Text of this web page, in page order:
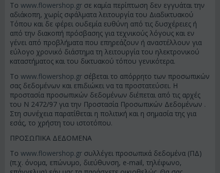
To www.flowershop.gr σε καμία περίπτωση δεν εγγυάται την
αδιάκοπη, χωρίς σφάλματα λειτουργία του Διαδικτυακού
Τόπου και δε φέρει ουδεμία ευθύνη από τις δυσχέρειες ή
από την διακοπή πρόσβασης για τεχνικούς λόγους και εν
γένει από προβλήματα που επηρεάζουν ή αναστέλλουν για
εύλογο χρονικό διάστημα τη λειτουργία του ηλεκτρονικού
καταστήματος και του δικτυακού τόπου γενικότερα.
Το www.flowershop.gr σέβεται το απόρρητο των προσωπικών
σας δεδομένων και επιδιώκει να τα προστατεύσει. Η
προστασία προσωπικών δεδομένων διέπεται από τις αρχές
του Ν 2472/97 για την Προστασία Προσωπικών Δεδομένων .
Στη συνέχεια παρατίθεται η πολιτική και η σημασία της για
εσάς, το χρήστη του ιστοτόπου.
ΠΡΟΣΩΠΙΚΑ ΔΕΔΟΜΕΝΑ
To www.flowershop.gr συλλέγει προσωπικά δεδομένα (ΠΔ)
(π.χ. όνομα, επώνυμο, διεύθυνση, e-mail, τηλέφωνο,